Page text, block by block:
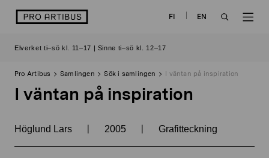
logo FI
EN
Elverket ti–sö kl. 11–17 | Sinne ti–sö kl. 12–17
Pro Artibus Samlingen Sök i samlingen I väntan på inspiration
I väntan på inspiration
Höglund Lars | 2005 | Grafitteckning